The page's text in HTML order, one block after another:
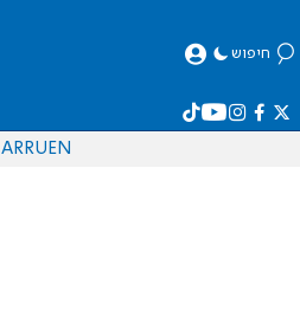
חיפוש
EN
RU
AR